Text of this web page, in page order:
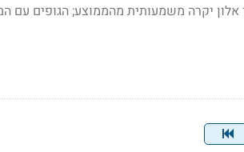
יקרה משמעותית מהממוצע; הגופים עם